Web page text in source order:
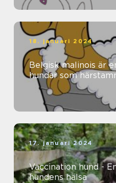
18. januari 2024
Belgisk malinois är
hundar som
17. januari 2024
Vaccination hund -
hundens hälsa